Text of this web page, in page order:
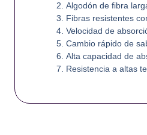
Algodón de fibra
Fibras resistentes
Velocidad de
Cambio rápido de
Alta capacidad de
Resistencia a altas